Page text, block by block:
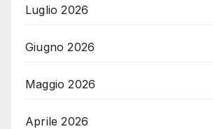
Luglio 2026
Giugno 2026
Maggio 2026
Aprile 2026